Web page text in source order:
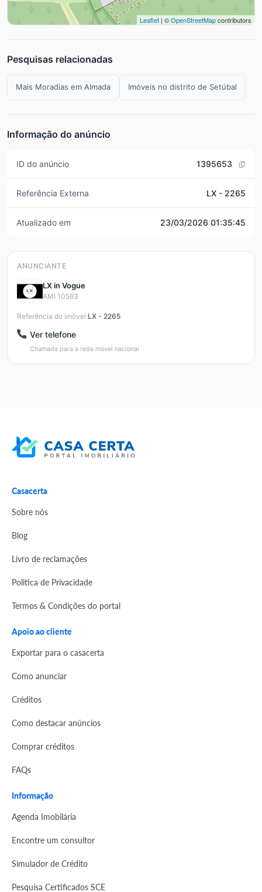
Leaflet | ©OpenStreetMapcontributors
Pesquisas relacionadas
Mais Moradias em Almada Imóveis no distrito de Setúbal
Informação do anúncio
ID do anúncio 1395653
Referência Externa LX - 2265
Atualizado em 23/03/2026 01:35:45
ANUNCIANTE
LX in Vogue
AMI 10563
Referência do imóvel:LX - 2265
Ver telefone
Chamada para a rede móvel nacional
Casacerta
Sobre nós
Blog
Livro de reclamações
Politica de Privacidade
Termos & Condições do portal
Apoio ao cliente
Exportar para o casacerta
Como anunciar
Créditos
Como destacar anúncios
Comprar créditos
FAQs
Informação
Agenda Imobilária
Encontre um consultor
Simulador de Crédito
Pesquisa Certificados SCE